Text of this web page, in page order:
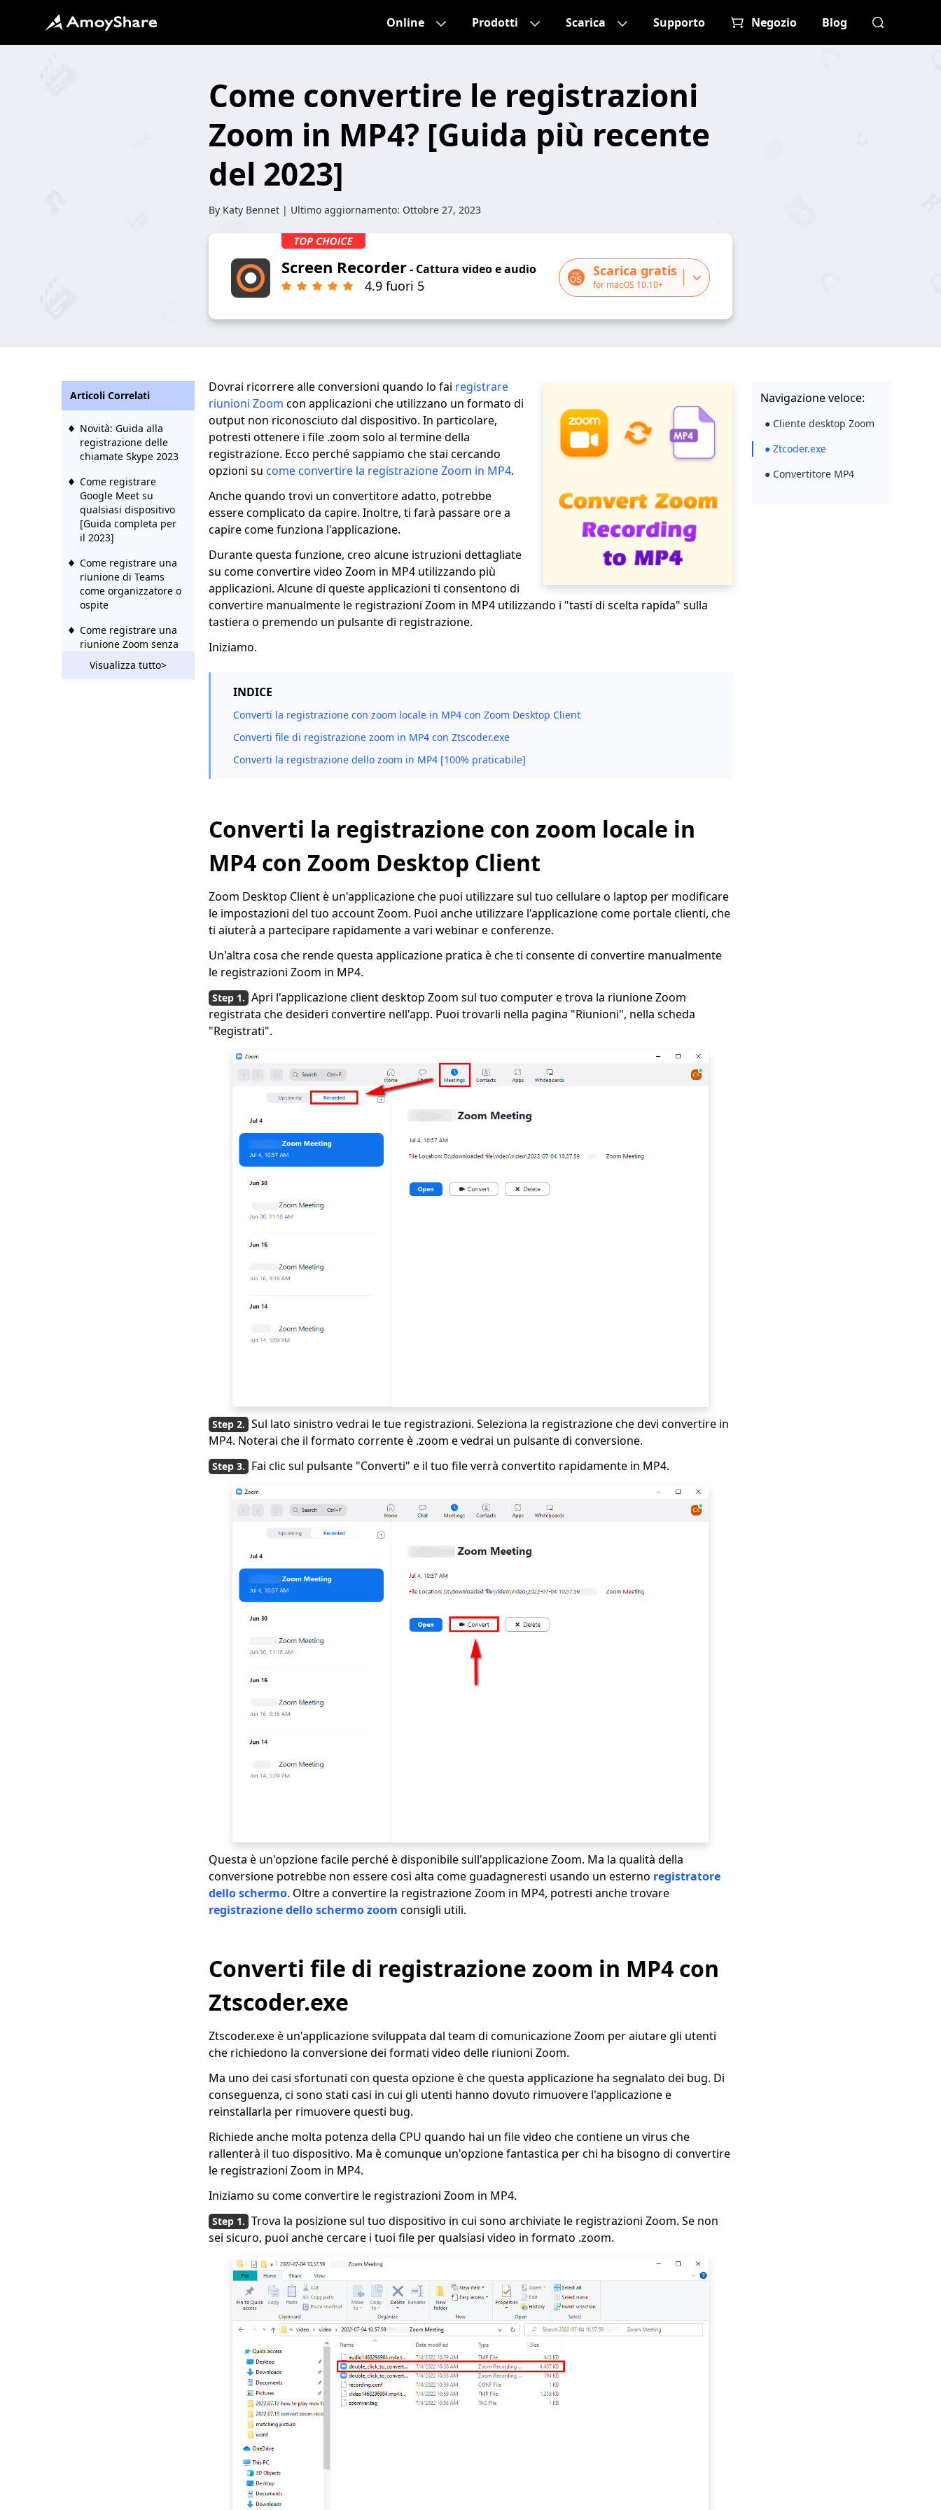
Online Prodotti Scarica Supporto Negozio Blog
Come convertire le registrazioni
Zoom in MP4? [Guida più recente
del 2023]
By Katy Bennet | Ultimo aggiornamento: Ottobre 27, 2023
Screen Recorder- Cattura video e audio
4.9 fuori 5
Scarica gratis
for macOS 10.10+
Dovrai ricorrere alle conversioni quando lo fai registrare
riunioni Zoom con applicazioni che utilizzano un formato di
output non riconosciuto dal dispositivo. In particolare,
potresti ottenere i file .zoom solo al termine della
registrazione. Ecco perché sappiamo che stai cercando
opzioni su come convertire la registrazione Zoom in MP4.
Anche quando trovi un convertitore adatto, potrebbe
essere complicato da capire. Inoltre, ti farà passare ore a
capire come funziona l'applicazione.
Durante questa funzione, creo alcune istruzioni dettagliate
su come convertire video Zoom in MP4 utilizzando più
applicazioni. Alcune di queste applicazioni ti consentono di
convertire manualmente le registrazioni Zoom in MP4 utilizzando i "tasti di scelta rapida" sulla
tastiera o premendo un pulsante di registrazione.
Iniziamo.
INDICE
Converti la registrazione con zoom locale in MP4 con Zoom Desktop Client
Converti file di registrazione zoom in MP4 con Ztscoder.exe
Converti la registrazione dello zoom in MP4 [100% praticabile]
Converti la registrazione con zoom locale in
MP4 con Zoom Desktop Client
Zoom Desktop Client è un'applicazione che puoi utilizzare sul tuo cellulare o laptop per modificare
le impostazioni del tuo account Zoom. Puoi anche utilizzare l'applicazione come portale clienti, che
ti aiuterà a partecipare rapidamente a vari webinar e conferenze.
Un'altra cosa che rende questa applicazione pratica è che ti consente di convertire manualmente
le registrazioni Zoom in MP4.
Apri l'applicazione client desktop Zoom sul tuo computer e trova la riunione Zoom
registrata che desideri convertire nell'app. Puoi trovarli nella pagina "Riunioni", nella scheda
"Registrati".
Sul lato sinistro vedrai le tue registrazioni. Seleziona la registrazione che devi convertire in
MP4. Noterai che il formato corrente è .zoom e vedrai un pulsante di conversione.
Fai clic sul pulsante "Converti" e il tuo file verrà convertito rapidamente in MP4.
Questa è un'opzione facile perché è disponibile sull'applicazione Zoom. Ma la qualità della
conversione potrebbe non essere così alta come guadagneresti usando un esterno registratore
dello schermo. Oltre a convertire la registrazione Zoom in MP4, potresti anche trovare
registrazione dello schermo zoom consigli utili.
Converti file di registrazione zoom in MP4 con
Ztscoder.exe
Ztscoder.exe è un'applicazione sviluppata dal team di comunicazione Zoom per aiutare gli utenti
che richiedono la conversione dei formati video delle riunioni Zoom.
Ma uno dei casi sfortunati con questa opzione è che questa applicazione ha segnalato dei bug. Di
conseguenza, ci sono stati casi in cui gli utenti hanno dovuto rimuovere l'applicazione e
reinstallarla per rimuovere questi bug.
Richiede anche molta potenza della CPU quando hai un file video che contiene un virus che
rallenterà il tuo dispositivo. Ma è comunque un'opzione fantastica per chi ha bisogno di convertire
le registrazioni Zoom in MP4.
Iniziamo su come convertire le registrazioni Zoom in MP4.
Trova la posizione sul tuo dispositivo in cui sono archiviate le registrazioni Zoom. Se non
sei sicuro, puoi anche cercare i tuoi file per qualsiasi video in formato .zoom.
Navigazione veloce:
● Cliente desktop Zoom
● Ztcoder.exe
● Convertitore MP4
Articoli Correlati
Novità: Guida alla
registrazione delle
chiamate Skype 2023
Come registrare
Google Meet su
qualsiasi dispositivo
[Guida completa per
il 2023]
Come registrare una
riunione di Teams
come organizzatore o
ospite
Come registrare una
riunione Zoom senza
autorizzazione [Tutte
le piattaforme]
Visualizza tutto>